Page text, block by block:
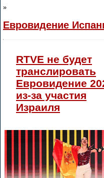
»
Евровидение
RTVE не будет
транслировать
Евровидение
из-за участия
Израиля